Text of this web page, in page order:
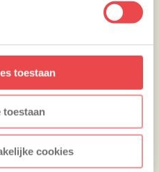
toestaan
toestaan
cookies
recept en
Tag dan
en ik plaats je